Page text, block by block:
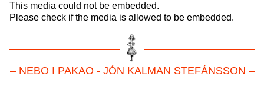
This media could not be embedded.
Please check if the media is allowed to be embedded.
– NEBO I PAKAO - JÓN KALMAN STEFÁNSSON –